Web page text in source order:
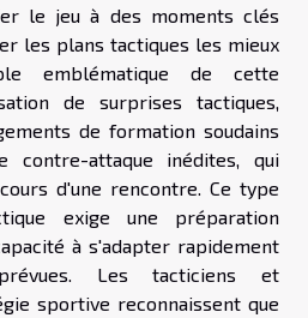
le jeu à des moments clés
les plans tactiques les mieux
emblématique de cette
de surprises tactiques,
de formation soudains
contre-attaque inédites, qui
d'une rencontre. Ce type
exige une préparation
à s'adapter rapidement
Les tacticiens et
sportive reconnaissent que